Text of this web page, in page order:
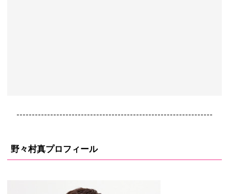
----------------------------------------------------------------
野々村真プロフィール